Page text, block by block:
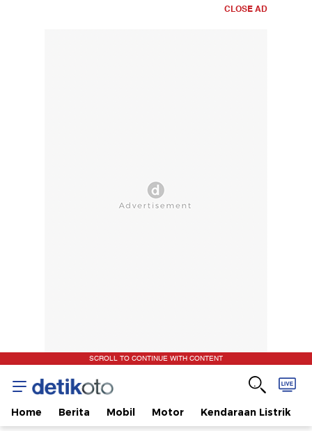
CLOSE AD
SCROLL TO CONTINUE WITH CONTENT
Home Berita Mobil Motor Kendaraan Listrik